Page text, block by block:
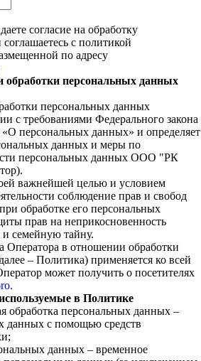
согласие на обработку
c политикой
по адресу
персональных данных
персональных данных
с требованиями Федерального закона
персональных данных» и определяет
данных и меры по
персональных данных ООО "РК
важнейшей целью и условием
соблюдение прав и свобод
обработке его персональных
прав на неприкосновенность
семейную тайну.
Оператора в отношении обработки
– Политика) применяется ко всей
может получить о посетителях
в Политике
обработка персональных данных –
данных с помощью средств
данных – временное